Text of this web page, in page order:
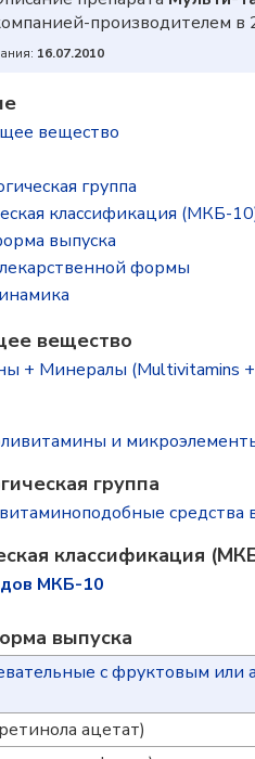
производителем в
16.07.2010
вещество
группа
классификация (МКБ-
выпускa
формы
вещество
+ Минералы (Multivitamins +
и
группа
средства
классификация
МКБ-10
выпускa
с фруктовым или
ацетат)